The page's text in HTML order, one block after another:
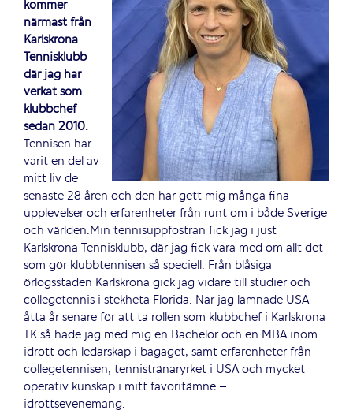
kommer
närmast från
Karlskrona
Tennisklubb
där jag har
verkat som
klubbchef
sedan 2010.
Tennisen har
varit en del av
mitt liv de
senaste 28 åren och den har gett mig många fina
upplevelser och erfarenheter från runt om i både Sverige
och världen.Min tennisuppfostran fick jag i just
Karlskrona Tennisklubb, där jag fick vara med om allt det
som gör klubbtennisen så speciell. Från blåsiga
örlogsstaden Karlskrona gick jag vidare till studier och
collegetennis i stekheta Florida. När jag lämnade USA
åtta år senare för att ta rollen som klubbchef i Karlskrona
TK så hade jag med mig en Bachelor och en MBA inom
idrott och ledarskap i bagaget, samt erfarenheter från
collegetennisen, tennistränaryrket i USA och mycket
operativ kunskap i mitt favoritämne –
idrottsevenemang.